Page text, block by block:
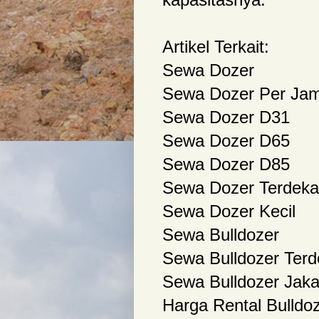
Artikel Terkait:
Sewa Dozer
Sewa Dozer Per
Sewa Dozer D31
Sewa Dozer D65
Sewa Dozer D85
Sewa Dozer
Sewa Dozer Kecil
Sewa Bulldozer
Sewa Bulldozer
Sewa Bulldozer
Harga Rental